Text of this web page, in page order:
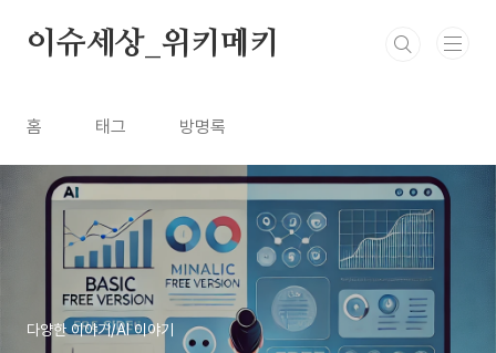
이슈세상_위키메키
홈 태그 방명록
다양한 이야기/AI 이야기